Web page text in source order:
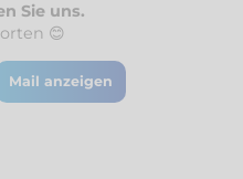
Sie uns.
😊
Mail anzeigen